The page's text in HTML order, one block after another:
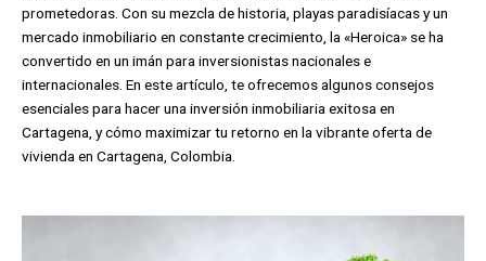
prometedoras. Con su mezcla de historia, playas paradisíacas y un
mercado inmobiliario en constante crecimiento, la «Heroica» se ha
convertido en un imán para inversionistas nacionales e
internacionales. En este artículo, te ofrecemos algunos consejos
esenciales para hacer una inversión inmobiliaria exitosa en
Cartagena, y cómo maximizar tu retorno en la vibrante oferta de
vivienda en Cartagena, Colombia.